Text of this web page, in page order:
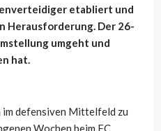
etabliert und
Herausforderung. Der 26-
umgeht und
hat.
im defensiven Mittelfeld zu
Wochen beim FC